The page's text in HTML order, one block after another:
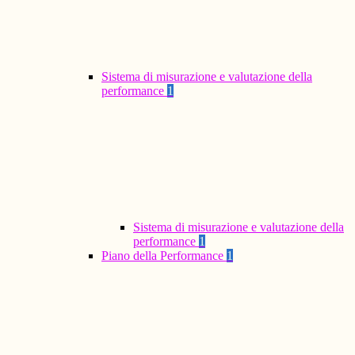
Sistema di misurazione e valutazione della
performance 1
Sistema di misurazione e valutazione della
performance 1
Piano della Performance 1